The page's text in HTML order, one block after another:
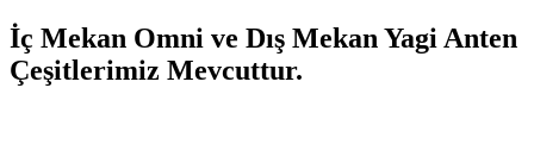
İç Mekan Omni ve Dış Mekan Yagi Anten
Çeşitlerimiz Mevcuttur.